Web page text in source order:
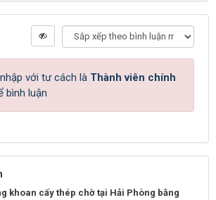
với tư cách là Thành viên chính
bình luận
khoan cấy thép chờ tại Hải Phòng bằng